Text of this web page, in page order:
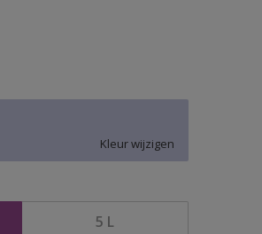
Kleur wijzigen
5 L